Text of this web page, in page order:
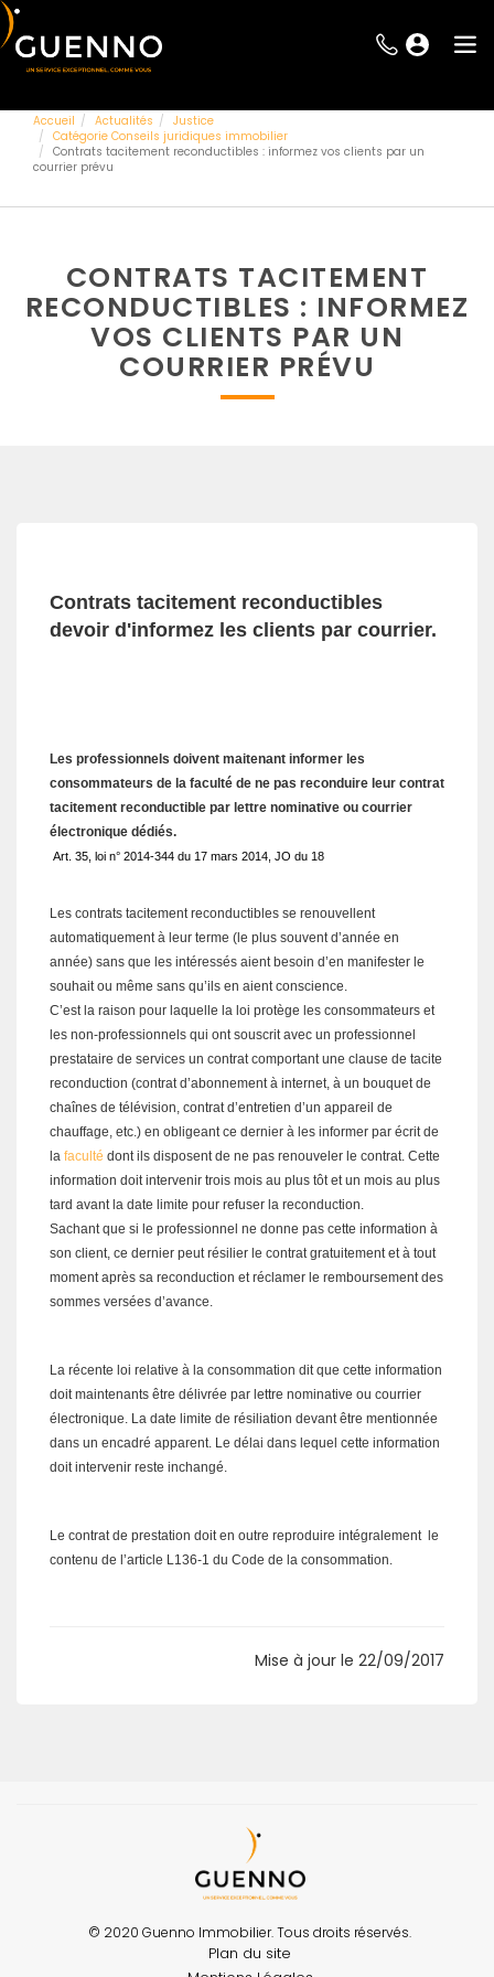
Accueil Actualités
Justice
Catégorie Conseils juridiques immobilier
Contrats tacitement reconductibles : informez vos clients par un
courrier prévu
CONTRATS TACITEMENT
RECONDUCTIBLES : INFORMEZ
VOS CLIENTS PAR UN
COURRIER PRÉVU
Contrats tacitement reconductibles
devoir d'informez les clients par courrier.
Les professionnels doivent maitenant informer les
consommateurs de la faculté de ne pas reconduire leur contrat
tacitement reconductible par lettre nominative ou courrier
électronique dédiés.
Art. 35, loi n° 2014-344 du 17 mars 2014, JO du 18
Les contrats tacitement reconductibles se renouvellent
automatiquement à leur terme (le plus souvent d’année en
année) sans que les intéressés aient besoin d’en manifester le
souhait ou même sans qu’ils en aient conscience.
C’est la raison pour laquelle la loi protège les consommateurs et
les non-professionnels qui ont souscrit avec un professionnel
prestataire de services un contrat comportant une clause de tacite
reconduction (contrat d’abonnement à internet, à un bouquet de
chaînes de télévision, contrat d’entretien d’un appareil de
chauffage, etc.) en obligeant ce dernier à les informer par écrit de
la faculté dont ils disposent de ne pas renouveler le contrat. Cette
information doit intervenir trois mois au plus tôt et un mois au plus
tard avant la date limite pour refuser la reconduction.
Sachant que si le professionnel ne donne pas cette information à
son client, ce dernier peut résilier le contrat gratuitement et à tout
moment après sa reconduction et réclamer le remboursement des
sommes versées d’avance.
La récente loi relative à la consommation dit que cette information
doit maintenants être délivrée par lettre nominative ou courrier
électronique. La date limite de résiliation devant être mentionnée
dans un encadré apparent. Le délai dans lequel cette information
doit intervenir reste inchangé.
Le contrat de prestation doit en outre reproduire intégralement le
contenu de l’article L136-1 du Code de la consommation.
Mise à jour le 22/09/2017
© 2020 Guenno Immobilier. Tous droits réservés.
Plan du site